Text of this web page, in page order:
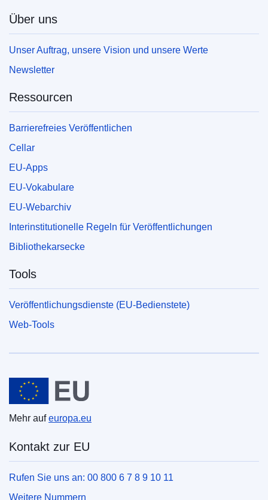
Über uns
Unser Auftrag, unsere Vision und unsere Werte
Newsletter
Ressourcen
Barrierefreies Veröffentlichen
Cellar
EU-Apps
EU-Vokabulare
EU-Webarchiv
Interinstitutionelle Regeln für Veröffentlichungen
Bibliothekarsecke
Tools
Veröffentlichungsdienste (EU-Bedienstete)
Web-Tools
Europäische Union
Mehr aufeuropa.eu
Kontakt zur EU
Rufen Sie uns an: 00 800 6 7 8 9 10 11
Weitere Nummern